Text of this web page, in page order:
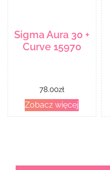
Sigma Aura 30 +
Curve 15970
78.00zł
Zobacz więcej